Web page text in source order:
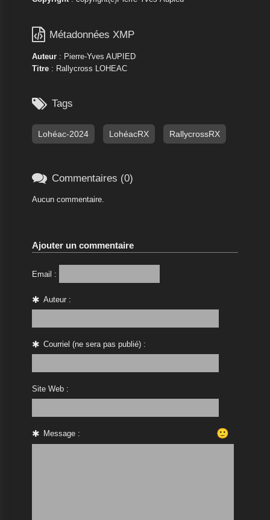
 Métadonnées XMP
Auteur: Pierre-Yves AUPIED
Titre: Rallycross LOHEAC
 Tags
Lohéac-2024 LohéacRX RallycrossRX
 Commentaires (0)
Aucun commentaire.
Ajouter un commentaire
Email :
Auteur :
Courriel (ne sera pas publié) :
Site Web :
Message : 🙂